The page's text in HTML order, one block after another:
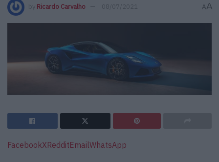
by Ricardo Carvalho 08/07/2021 AA
FacebookXRedditEmailWhatsApp